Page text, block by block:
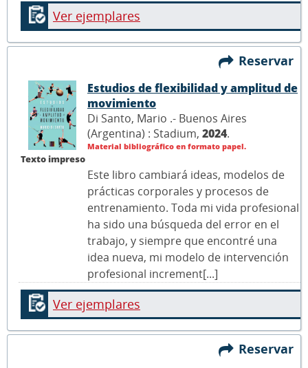
Ver ejemplares
Reservar
Texto impreso
Estudios de flexibilidad y amplitud de
movimiento
Di Santo, Mario .- Buenos Aires
(Argentina) : Stadium, 2024.
Material bibliográfico en formato papel.
Este libro cambiará ideas, modelos de
prácticas corporales y procesos de
entrenamiento. Toda mi vida profesional
ha sido una búsqueda del error en el
trabajo, y siempre que encontré una
idea nueva, mi modelo de intervención
profesional increment[...]
Ver ejemplares
Reservar